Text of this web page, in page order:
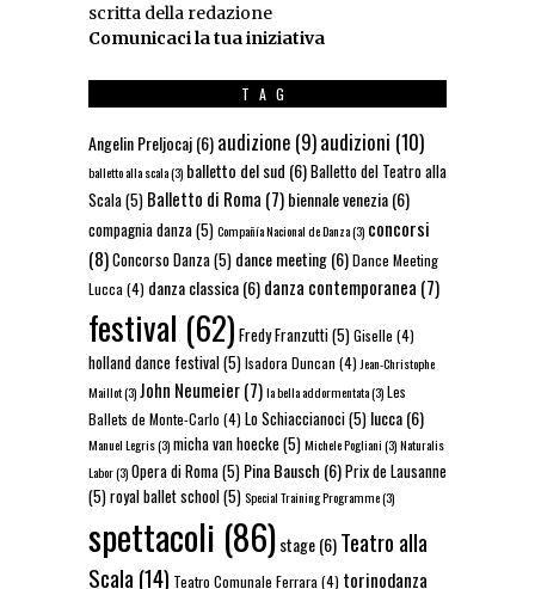
scritta della redazione
Comunicaci la tua iniziativa
TAG
Angelin Preljocaj(6)audizione (9)audizioni (10)
balletto alla scala(3) balletto del sud (6)Balletto del Teatro alla
Scala(5) Balletto di Roma (7)biennale venezia(6)
compagnia danza(5)Compañía Nacional de Danza(3) concorsi
(8)Concorso Danza(5) dance meeting(6)Dance Meeting
Lucca (4) danza classica(6)danza contemporanea (7)
festival (62) Fredy Franzutti(5)Giselle (4)
holland dance festival(5)Isadora Duncan (4) Jean-Christophe
Maillot(3)John Neumeier(7)la bella addormentata(3)Les
Ballets de Monte-Carlo (4) Lo Schiaccianoci(5) lucca(6)
Manuel Legris(3)micha van hoecke(5)Michele Pogliani(3)Naturalis
Labor(3)Opera di Roma(5) Pina Bausch (6)Prix de Lausanne
(5)royal ballet school(5)Special Training Programme(3)
spettacoli (86)stage(6)Teatro alla
Scala (14) Teatro Comunale Ferrara (4) torinodanza